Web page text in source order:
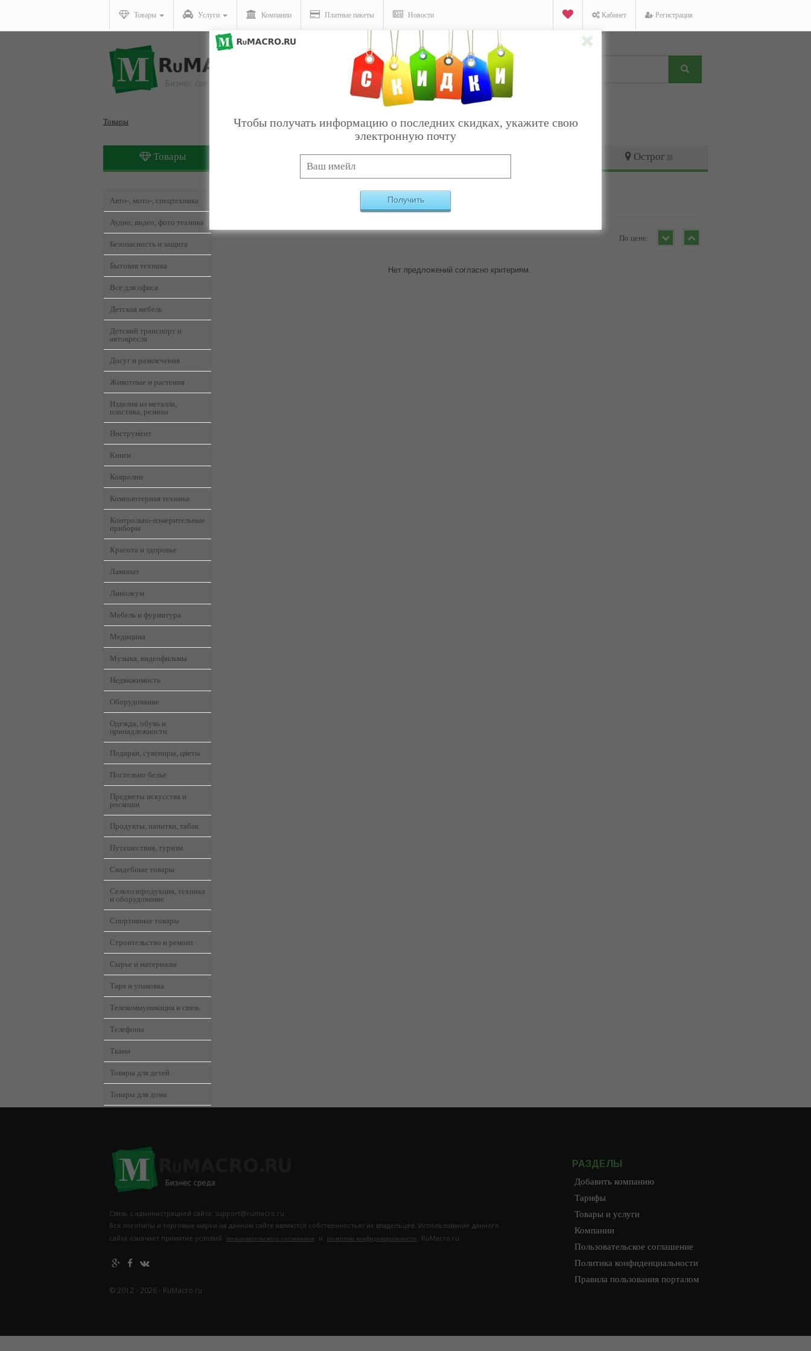
Товары Услуги Компании Платные пакеты Новости Кабинет Регистрация
Товары
Товары Услуги Острог
Авто-, мото-, спецтехника
Аудио, видео, фото техника
Безопасность и защита
Бытовая техника
Все для офиса
Детская мебель
Детский транспорт и
автокресла
Досуг и развлечения
Животные и растения
Изделия из металла,
пластика, резины
Инструмент
Книги
Ковролин
Компьютерная техника
Контрольно-измерительные
приборы
Красота и здоровье
Ламинат
Линолеум
Мебель и фурнитура
Медицина
Музыка, видеофильмы
Недвижимость
Оборудование
Одежда, обувь и
принадлежности
Подарки, сувениры, цветы
Постельно белье
Предметы искусства и
роскоши
Продукты, напитки, табак
Путешествия, туризм
Свадебные товары
Сельхозпродукция, техника
и оборудование
Спортивные товары
Строительство и ремонт
Сырье и материалы
Тара и упаковка
Телекоммуникация и связь
Телефоны
Ткани
Товары для детей
Товары для дома
По цене:
Нет предложений согласно критериям.
Связь с администрацией сайта: support@rumacro.ru.
Все логотипы и торговые марки на данном сайте являются собственностью их владельцев. Использование данного
сайта означает принятие условий
пользовательского соглашения и политики конфиденциальности RuMacro.ru
© 2012 - 2026 - RuMacro.ru
РАЗДЕЛЫ
Добавить компанию
Тарифы
Товары и услуги
Компании
Пользовательское соглашение
Политика конфиденциальности
Правила пользования порталом
Чтобы получать информацию о последних скидках, укажите свою
электронную почту
Получить